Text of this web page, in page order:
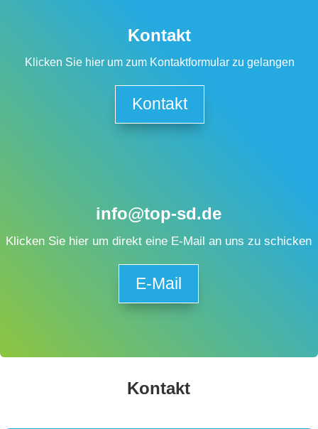
Kontakt
Klicken Sie hier um zum Kontaktformular zu gelangen
Kontakt
info@top-sd.de
Klicken Sie hier um direkt eine E-Mail an uns zu schicken
E-Mail
Kontakt